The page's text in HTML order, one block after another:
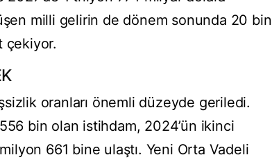
milli gelirin de dönem sonunda 20 bin
çekiyor.
oranları önemli düzeyde geriledi.
bin olan istihdam, 2024’ün ikinci
661 bine ulaştı. Yeni Orta Vadeli